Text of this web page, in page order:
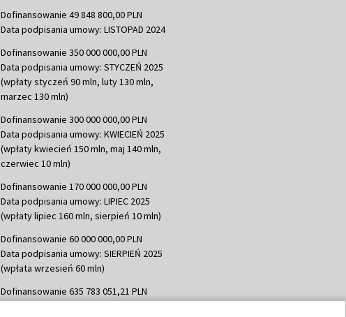
Dofinansowanie 49 848 800,00 PLN
Data podpisania umowy: LISTOPAD 2024
Dofinansowanie 350 000 000,00 PLN
Data podpisania umowy: STYCZEŃ 2025
(wpłaty styczeń 90 mln, luty 130 mln,
marzec 130 mln)
Dofinansowanie 300 000 000,00 PLN
Data podpisania umowy: KWIECIEŃ 2025
(wpłaty kwiecień 150 mln, maj 140 mln,
czerwiec 10 mln)
Dofinansowanie 170 000 000,00 PLN
Data podpisania umowy: LIPIEC 2025
(wpłaty lipiec 160 mln, sierpień 10 mln)
Dofinansowanie 60 000 000,00 PLN
Data podpisania umowy: SIERPIEŃ 2025
(wpłata wrzesień 60 mln)
Dofinansowanie 635 783 051,21 PLN